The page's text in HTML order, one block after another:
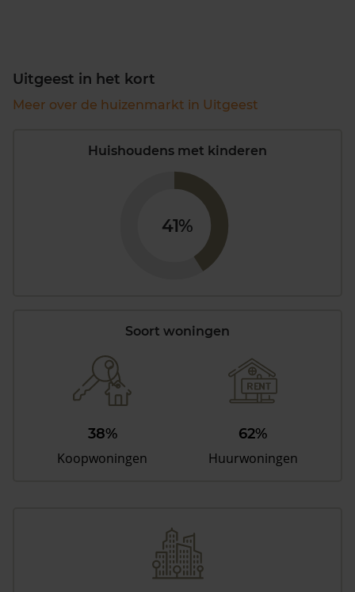
Uitgeest in het kort
Meer over de huizenmarkt in Uitgeest
Huishoudens met kinderen
41%
Soort woningen
38%
Koopwoningen
62%
Huurwoningen